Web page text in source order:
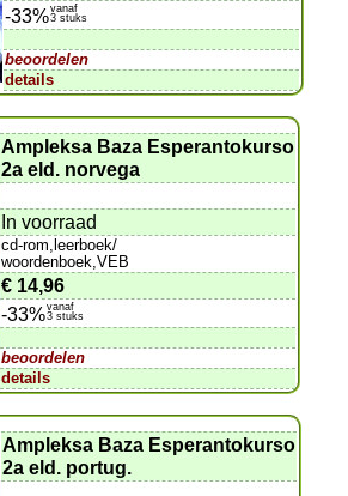
-33%vanaf
3 stuks
beoordelen
details
Ampleksa Baza Esperantokurso
2a eld. norvega
In voorraad
cd-rom,leerboek/
woordenboek,VEB
€ 14,96
-33%vanaf
3 stuks
beoordelen
details
Ampleksa Baza Esperantokurso
2a eld. portug.